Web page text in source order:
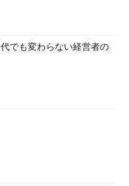
でも変わらない経営者の